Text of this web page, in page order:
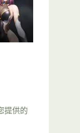
提供的